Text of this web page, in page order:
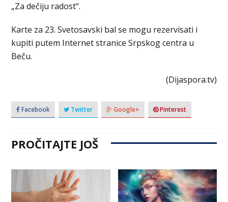
„Za dečiju radost“.
Karte za 23. Svetosavski bal se mogu rezervisati i
kupiti putem Internet stranice Srpskog centra u
Beču.
(Dijaspora.tv)
Facebook Twitter Google+ Pinterest
PROČITAJTE JOŠ